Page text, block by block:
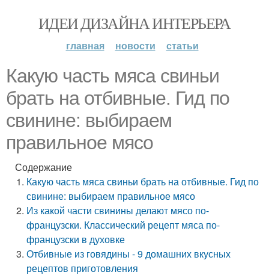
ИДЕИ ДИЗАЙНА ИНТЕРЬЕРА
главная новости статьи
Какую часть мяса свиньи
брать на отбивные. Гид по
свинине: выбираем
правильное мясо
Содержание
Какую часть мяса свиньи брать на отбивные. Гид по
свинине: выбираем правильное мясо
Из какой части свинины делают мясо по-
французски. Классический рецепт мяса по-
французски в духовке
Отбивные из говядины - 9 домашних вкусных
рецептов приготовления